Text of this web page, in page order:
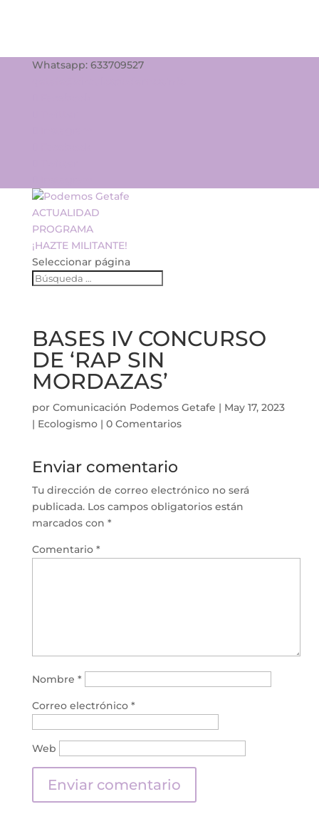
Whatsapp: 633709527
ACTUALIDAD
PROGRAMA
¡HAZTE MILITANTE!
Seleccionar página
BASES IV CONCURSO
DE ‘RAP SIN
MORDAZAS’
por Comunicación Podemos Getafe | May 17, 2023
| Ecologismo| 0 Comentarios
Enviar comentario
Tu dirección de correo electrónico no será
publicada. Los campos obligatorios están
marcados con *
Comentario *
Nombre *
Correo electrónico *
Web